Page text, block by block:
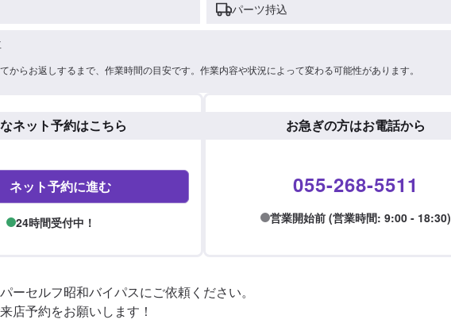
パーツ持込
からお返しするまで、作業時間の目安です。作業内容や状況によって変わる可能性があります。
ネット予約はこちら
ネット予約に進む
24時間受付中！
お急ぎの方はお電話から
055-268-5511
営業開始前 (営業時間: 9:00 - 18:30)
ーセルフ昭和バイパスにご依頼ください。
店予約をお願いします！